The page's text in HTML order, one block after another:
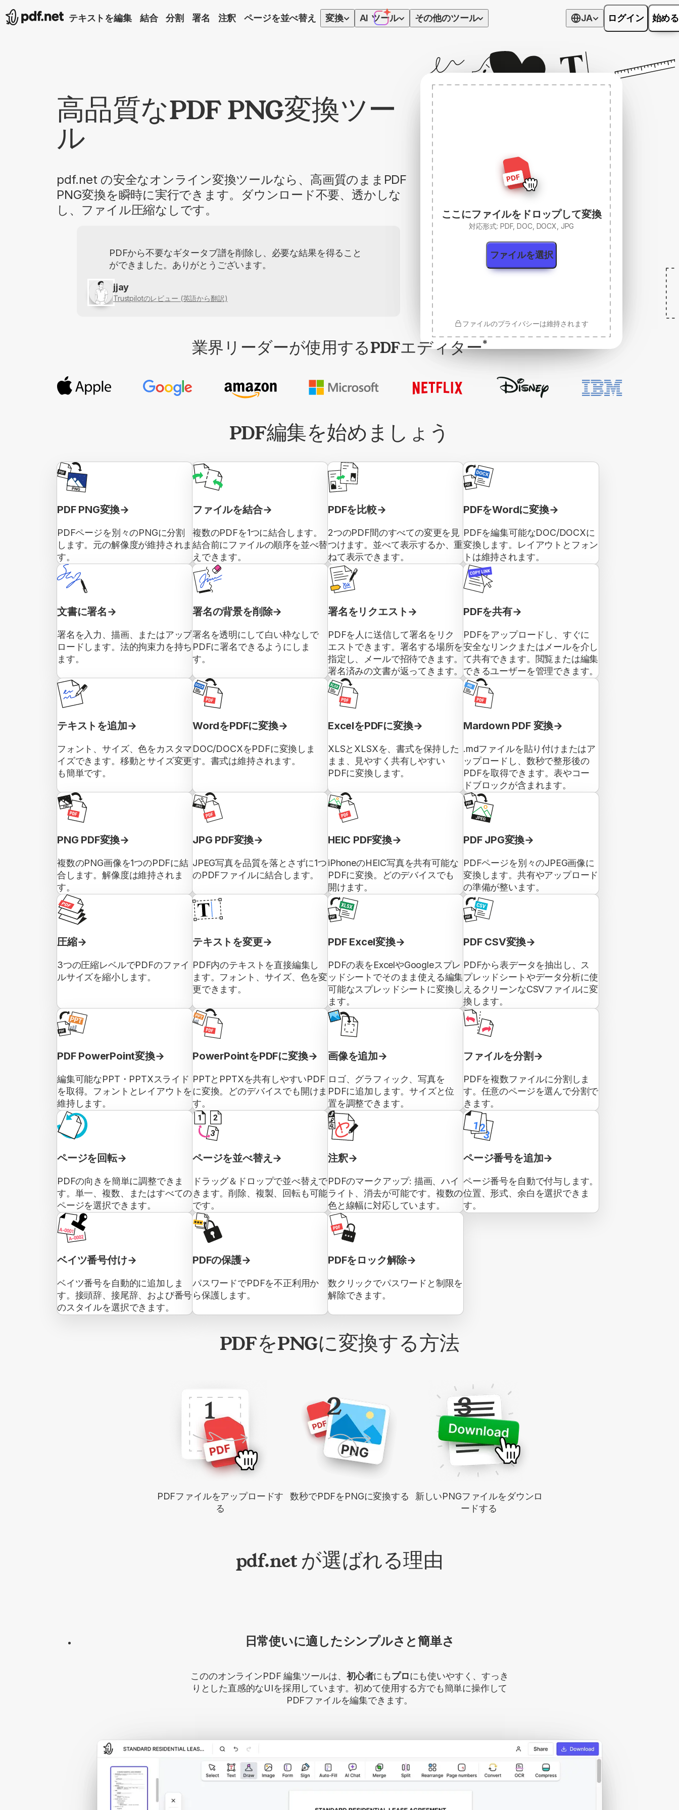
テキストを編集 結合 分割 署名 注釈 ページを並べ替え 変換 AI ツール その他のツール JA ログイン 始める
高品質なPDF PNG変換ツー
ル
pdf.net の安全なオンライン変換ツールなら、高画質のままPDF
PNG変換を瞬時に実行できます。ダウンロード不要、透かしな
し、ファイル圧縮なしです。
PDFから不要なギタータブ譜を削除し、必要な結果を得ること
ができました。ありがとうございます。
jjay
Trustpilotのレビュー (英語から翻訳)
ここにファイルをドロップして変換
対応形式: PDF, DOC, DOCX, JPG
ファイルを選択
ファイルのプライバシーは維持されます
業界リーダーが使用するPDFエディター*
PDF編集を始めましょう
PDF PNG変換
PDFページを別々のPNGに分割
します。元の解像度が維持されま
す。
ファイルを結合
複数のPDFを1つに結合します。
結合前にファイルの順序を並べ替
えできます。
PDFを比較
2つのPDF間のすべての変更を見
つけます。並べて表示するか、重
ねて表示できます。
PDFをWordに変換
PDFを編集可能なDOC/DOCXに
変換します。レイアウトとフォン
トは維持されます。
文書に署名
署名を入力、描画、またはアップ
ロードします。法的拘束力を持ち
ます。
署名の背景を削除
署名を透明にして白い枠なしで
PDFに署名できるようにしま
す。
署名をリクエスト
PDFを人に送信して署名をリク
エストできます。署名する場所を
指定し、メールで招待できます。
署名済みの文書が返ってきます。
PDFを共有
PDFをアップロードし、すぐに
安全なリンクまたはメールを介し
て共有できます。閲覧または編集
できるユーザーを管理できます。
テキストを追加
フォント、サイズ、色をカスタマ
イズできます。移動とサイズ変更
も簡単です。
WordをPDFに変換
DOC/DOCXをPDFに変換しま
す。書式は維持されます。
ExcelをPDFに変換
XLSとXLSXを、書式を保持した
まま、見やすく共有しやすい
PDFに変換します。
Mardown PDF 変換
.mdファイルを貼り付けまたはア
ップロードし、数秒で整形後の
PDFを取得できます。表やコー
ドブロックが含まれます。
PNG PDF変換
複数のPNG画像を1つのPDFに結
合します。解像度は維持されま
す。
JPG PDF変換
JPEG写真を品質を落とさずに1つ
のPDFファイルに結合します。
HEIC PDF変換
iPhoneのHEIC写真を共有可能な
PDFに変換。どのデバイスでも
開けます。
PDF JPG変換
PDFページを別々のJPEG画像に
変換します。共有やアップロード
の準備が整います。
圧縮
3つの圧縮レベルでPDFのファイ
ルサイズを縮小します。
テキストを変更
PDF内のテキストを直接編集し
ます。フォント、サイズ、色を変
更できます。
PDF Excel変換
PDFの表をExcelやGoogleスプレ
ッドシートでそのまま使える編集
可能なスプレッドシートに変換し
ます。
PDF CSV変換
PDFから表データを抽出し、ス
プレッドシートやデータ分析に使
えるクリーンなCSVファイルに変
換します。
PDF PowerPoint変換
編集可能なPPT・PPTXスライド
を取得。フォントとレイアウトを
維持します。
PowerPointをPDFに変換
PPTとPPTXを共有しやすいPDF
に変換。どのデバイスでも開けま
す。
画像を追加
ロゴ、グラフィック、写真を
PDFに追加します。サイズと位
置を調整できます。
ファイルを分割
PDFを複数ファイルに分割しま
す。任意のページを選んで分割で
きます。
ページを回転
PDFの向きを簡単に調整できま
す。単一、複数、またはすべての
ページを選択できます。
ページを並べ替え
ドラッグ＆ドロップで並べ替えで
きます。削除、複製、回転も可能
です。
注釈
PDFのマークアップ: 描画、ハイ
ライト、消去が可能です。複数の
色と線幅に対応しています。
ページ番号を追加
ページ番号を自動で付与します。
位置、形式、余白を選択できま
す。
ベイツ番号付け
ベイツ番号を自動的に追加しま
す。接頭辞、接尾辞、および番号
のスタイルを選択できます。
PDFの保護
パスワードでPDFを不正利用か
ら保護します。
PDFをロック解除
数クリックでパスワードと制限を
解除できます。
PDFをPNGに変換する方法
1
PDFファイルをアップロードす
る
2
数秒でPDFをPNGに変換する
3
新しいPNGファイルをダウンロ
ードする
pdf.net が選ばれる理由
日常使いに適したシンプルさと簡単さ
こののオンラインPDF 編集ツールは、 初心者にもプロにも使いやすく、すっき
りとした直感的なUIを採用しています。初めて使用する方でも簡単に操作して
PDFファイルを編集できます。